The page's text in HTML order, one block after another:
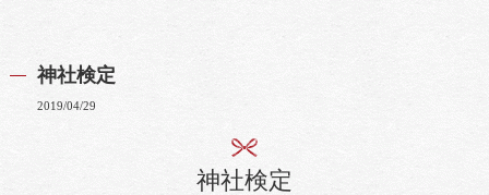
神社検定
2019/04/29
神社検定